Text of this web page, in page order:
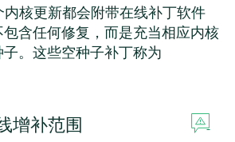
内核更新都会附带在线补丁软件
含任何修复，而是充当相应内核
。这些空种子补丁称为
增补范围